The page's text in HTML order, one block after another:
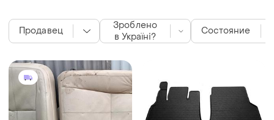
Продавец
Зроблено
в Україні?
Состояние